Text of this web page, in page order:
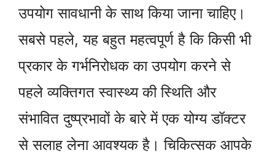
उपयोग सावधानी के साथ किया जाना चाहिए।
सबसे पहले, यह बहुत महत्वपूर्ण है कि किसी भी
प्रकार के गर्भनिरोधक का उपयोग करने से
पहले व्यक्तिगत स्वास्थ्य की स्थिति और
संभावित दुष्प्रभावों के बारे में एक योग्य डॉक्टर
से सलाह लेना आवश्यक है। चिकित्सक आपके